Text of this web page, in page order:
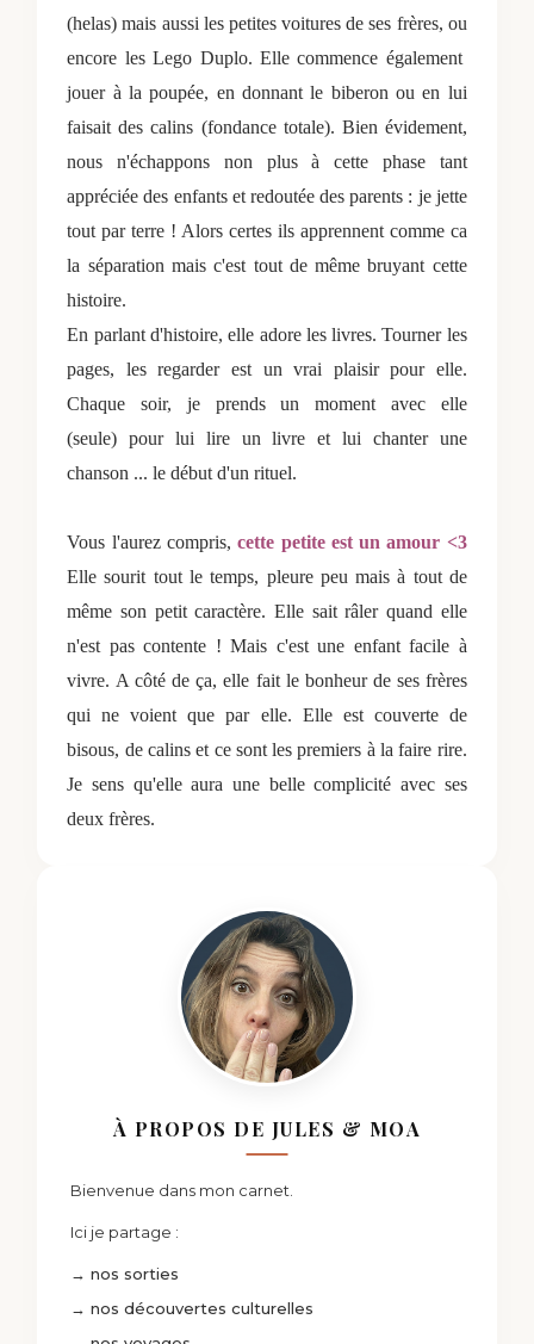
(helas) mais aussi les petites voitures de ses frères, ou
encore les Lego Duplo. Elle commence également
jouer à la poupée, en donnant le biberon ou en lui
faisait des calins (fondance totale). Bien évidement,
nous n'échappons non plus à cette phase tant
appréciée des enfants et redoutée des parents : je jette
tout par terre ! Alors certes ils apprennent comme ca
la séparation mais c'est tout de même bruyant cette
histoire.
En parlant d'histoire, elle adore les livres. Tourner les
pages, les regarder est un vrai plaisir pour elle.
Chaque soir, je prends un moment avec elle
(seule) pour lui lire un livre et lui chanter une
chanson ... le début d'un rituel.
Vous l'aurez compris,cette petite est un amour <3
Elle sourit tout le temps, pleure peu mais à tout de
même son petit caractère. Elle sait râler quand elle
n'est pas contente ! Mais c'est une enfant facile à
vivre. A côté de ça, elle fait le bonheur de ses frères
qui ne voient que par elle. Elle est couverte de
bisous, de calins et ce sont les premiers à la faire rire.
Je sens qu'elle aura une belle complicité avec ses
deux frères.
À PROPOS DE JULES & MOA
Bienvenue dans mon carnet.
Ici je partage :
→ nos sorties
→ nos découvertes culturelles